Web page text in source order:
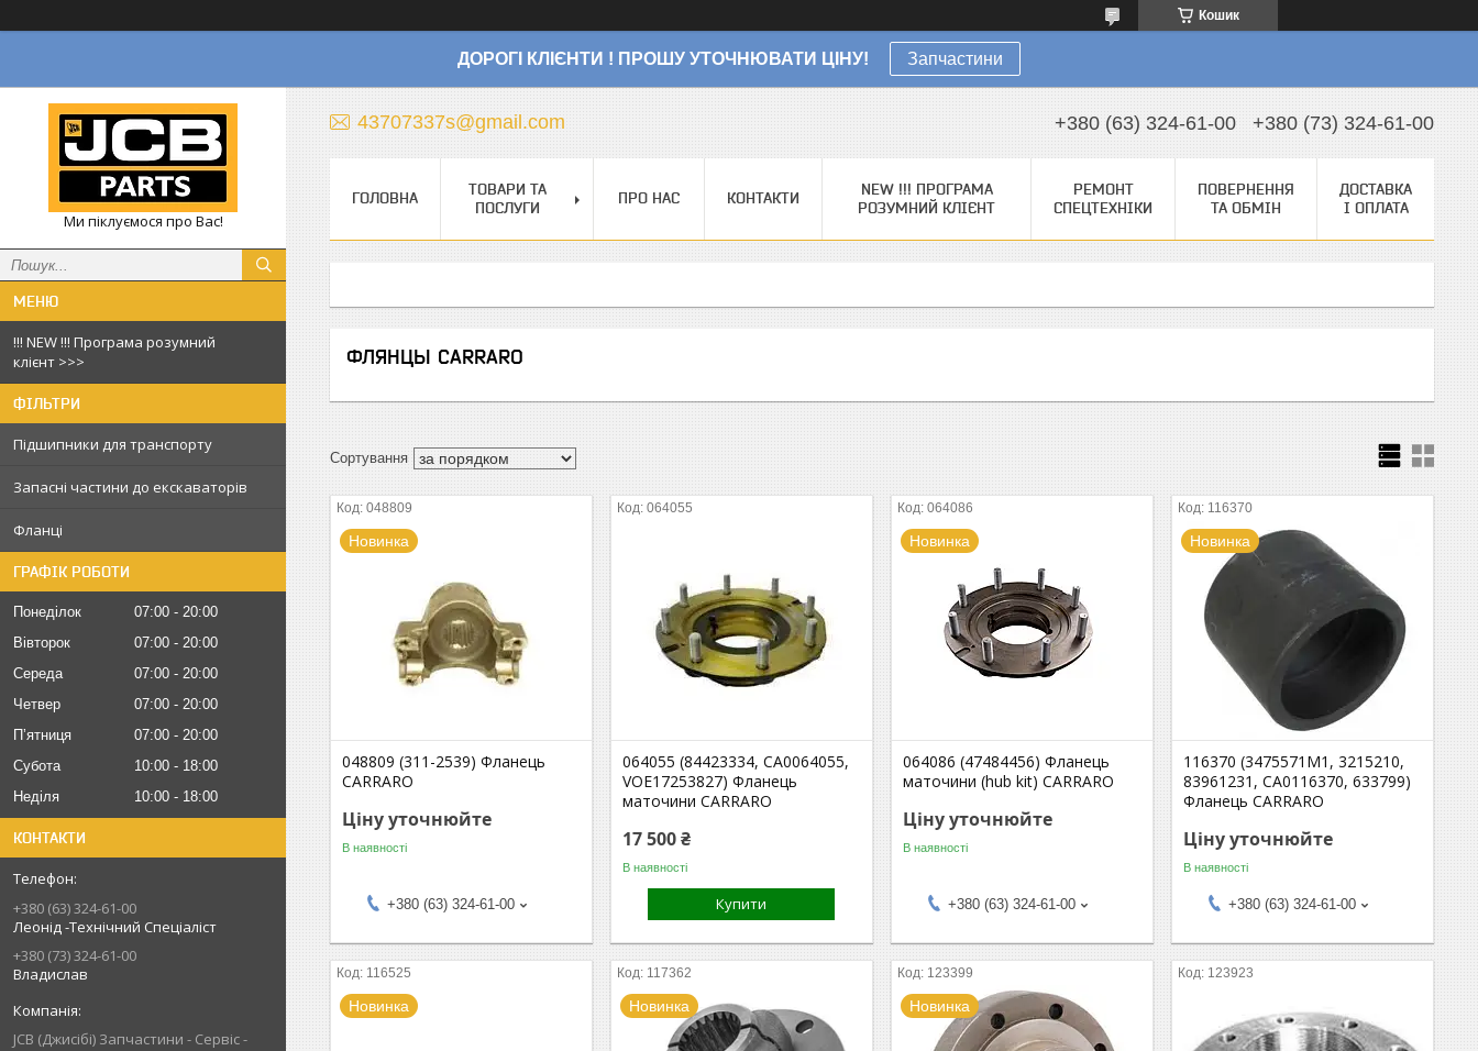
Кошик
ДОРОГІ КЛІЄНТИ ! ПРОШУ УТОЧНЮВАТИ ЦІНУ! Запчастини
Ми піклуємося про Вас!
!!! NEW !!! Програма розумний
клієнт >>>
ФІЛЬТРИ
Підшипники для транспорту
Запасні частини до екскаваторів
Фланці
ГРАФІК РОБОТИ
Понеділок 07:00
20:00
Вівторок
07:00
20:00
Середа
07:00
20:00
Четвер
07:00
20:00
Пʼятниця
07:00
20:00
Субота
10:00
18:00
Неділя
10:00 18:00
КОНТАКТИ
+380 (63) 324-61-00
Леонід -Технічний Спеціаліст
+380 (73) 324-61-00
Владислав
JCB (Джисібі) Запчастини - Сервіс -
43707337s@gmail.com +380 (63) 324-61-00 +380 (73) 324-61-00
ГОЛОВНА
ТОВАРИ ТА
ПОСЛУГИ
ПРО НАС КОНТАКТИ
NEW !!! ПРОГРАМА
РОЗУМНИЙ КЛІЄНТ
РЕМОНТ
СПЕЦТЕХНІКИ
ПОВЕРНЕННЯ
ТА ОБМІН
ДОСТАВКА
І ОПЛАТА
ФЛЯНЦЫ CARRARO
048809
Новинка
048809 (311-2539) Фланець
CARRARO
Ціну уточнюйте
В наявності
+380 (63) 324-61-00
064055
064055 (84423334, CA0064055,
VOE17253827) Фланець
маточини CARRARO
17 500 ₴
В наявності
Купити
064086
Новинка
064086 (47484456) Фланець
маточини (hub kit) CARRARO
Ціну уточнюйте
В наявності
+380 (63) 324-61-00
116370
Новинка
116370 (3475571M1, 3215210,
83961231, CA0116370, 633799)
Фланець CARRARO
Ціну уточнюйте
В наявності
+380 (63) 324-61-00
116525
Новинка
117362
Новинка
123399
Новинка
123923